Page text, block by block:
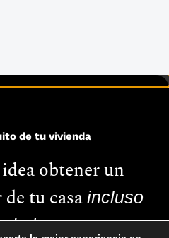
de tu vivienda
obtener un
tu casa incluso